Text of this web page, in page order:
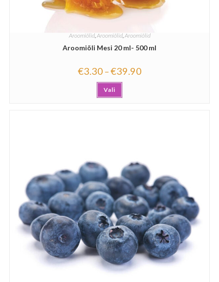
Aroomiõlid,Aroomiõlid,Aroomiõlid
Aroomiõli Mesi 20 ml- 500 ml
€3.30 –€39.90
Vali